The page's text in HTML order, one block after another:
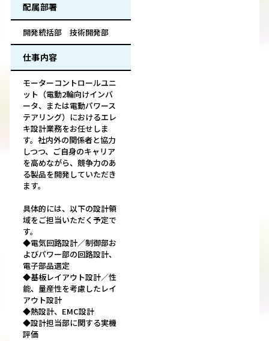
配属部署
開発統括部 技術開発部
仕事内容
モーターコントロールユニ
ット（電動2輪向けインバ
ータ、または電動パワース
テアリング）におけるエレ
キ設計業務をお任せしま
す。社内外の関係者と協力
しつつ、ご自身のキャリア
を高めながら、競争力のあ
る製品を開発していただき
ます。
具体的には、以下の設計領
域をご担当いただく予定で
す。
◆電気回路設計／制御部お
よびパワー部の回路設計、
電子部品選定
◆基板レイアウト設計／性
能、量産性を考慮したレイ
アウト設計
◆熱設計、EMC設計
◆設計担当部に関する実機
評価